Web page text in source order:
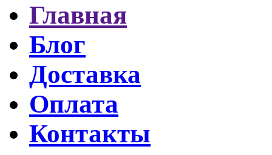
Главная
Блог
Доставка
Оплата
Контакты